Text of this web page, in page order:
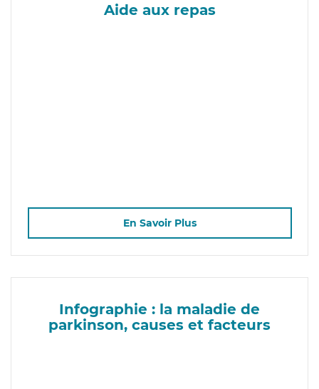
Aide aux repas
En Savoir Plus
Infographie : la maladie de
parkinson, causes et facteurs